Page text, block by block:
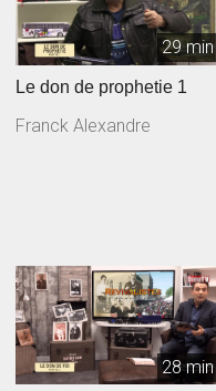
29 min
Le don de prophetie 1
Franck Alexandre
28 min